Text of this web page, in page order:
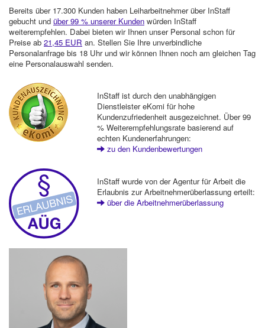
Bereits über 17.300 Kunden haben Leiharbeitnehmer über InStaff
gebucht und über 99 % unserer Kunden würden InStaff
weiterempfehlen. Dabei bieten wir Ihnen unser Personal schon für
Preise ab 21,45 EUR an. Stellen Sie Ihre unverbindliche
Personalanfrage bis 18 Uhr und wir können Ihnen noch am gleichen Tag
eine Personalauswahl senden.
InStaff ist durch den unabhängigen
Dienstleister eKomi für hohe
Kundenzufriedenheit ausgezeichnet. Über 99
% Weiterempfehlungsrate basierend auf
echten Kundenerfahrungen:
zu den Kundenbewertungen
InStaff wurde von der Agentur für Arbeit die
Erlaubnis zur Arbeitnehmerüberlassung erteilt:
über die Arbeitnehmerüberlassung